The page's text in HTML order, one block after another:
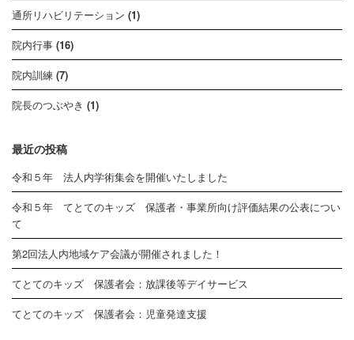
通所リハビリテーション (1)
院内行事 (16)
院内訓練 (7)
院長のつぶやき (1)
最近の投稿
令和５年 法人内学術集会を開催いたしました
令和５年 てとてのキッズ 保護者・事業所向け評価結果の公表につい
て
第2回法人内地域ケア会議が開催されました！
てとてのキッズ 保護者会：放課後等デイサービス
てとてのキッズ 保護者会：児童発達支援